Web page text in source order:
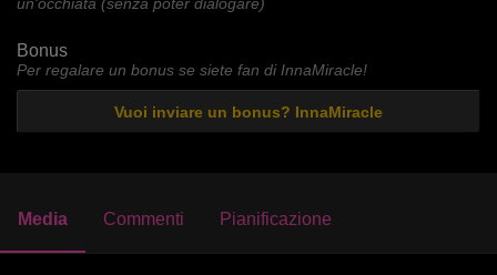
Bonus
Per regalare un bonus se siete fan di InnaMiracle!
Vuoi inviare un bonus? InnaMiracle
Media Commenti Pianificazione